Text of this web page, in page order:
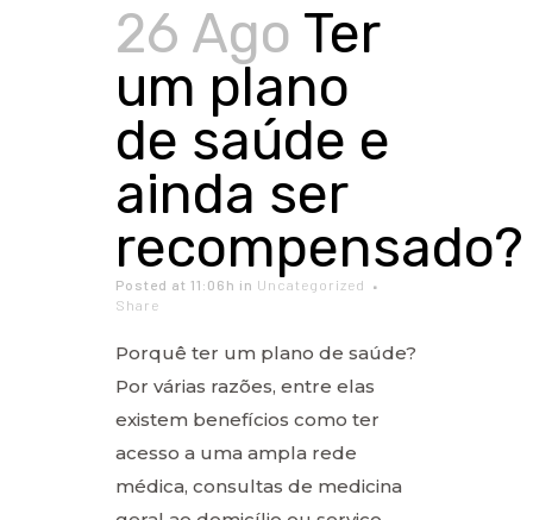
26 Ago Ter
um plano
de saúde e
ainda ser
recompensado?
Posted at 11:06h in Uncategorized
Share
Porquê ter um plano de saúde?
Por várias razões, entre elas
existem benefícios como ter
acesso a uma ampla rede
médica, consultas de medicina